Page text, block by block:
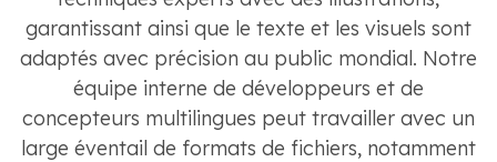
garantissant ainsi que le texte et les visuels sont
adaptés avec précision au public mondial. Notre
équipe interne de développeurs et de
concepteurs multilingues peut travailler avec un
large éventail de formats de fichiers, notamment